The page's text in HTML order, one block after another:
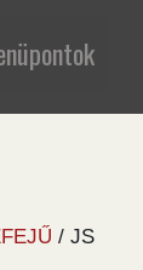
/ JS